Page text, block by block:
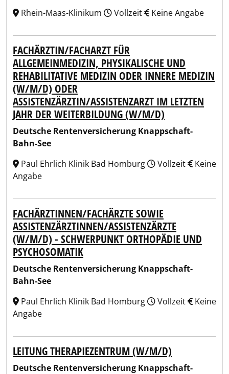
Rhein-Maas-Klinikum
Vollzeit Keine Angabe
FACHÄRZTIN/FACHARZT FÜR
ALLGEMEINMEDIZIN, PHYSIKALISCHE UND
REHABILITATIVE MEDIZIN ODER INNERE MEDIZIN
(W/M/D) ODER
ASSISTENZÄRZTIN/ASSISTENZARZT IM LETZTEN
JAHR DER WEITERBILDUNG (W/M/D)
Deutsche Rentenversicherung Knappschaft-
Bahn-See
Paul Ehrlich Klinik Bad Homburg
Vollzeit
Keine
Angabe
FACHÄRZTINNEN/FACHÄRZTE SOWIE
ASSISTENZÄRZTINNEN/ASSISTENZÄRZTE
(W/M/D) - SCHWERPUNKT ORTHOPÄDIE UND
PSYCHOSOMATIK
Deutsche Rentenversicherung Knappschaft-
Bahn-See
Paul Ehrlich Klinik Bad Homburg
Vollzeit
Keine
Angabe
LEITUNG THERAPIEZENTRUM (W/M/D)
Deutsche Rentenversicherung Knappschaft-